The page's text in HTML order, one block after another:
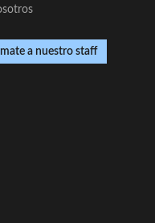
a nuestro staff